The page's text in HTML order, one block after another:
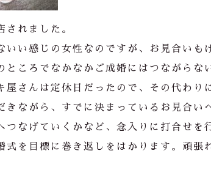
されました。
いい感じの女性なのですが、お見合いも
ところでなかなかご成婚にはつながらな
屋さんは定休日だったので、その代わり
きながら、すでに決まっているお見合い
つなげていくかなど、念入りに打合せを
式を目標に巻き返しをはかります。頑張